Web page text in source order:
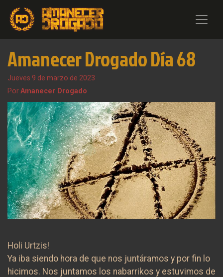
Amanecer Drogado Día 68
Jueves 9 de marzo de 2023
PorAmanecer Drogado
Holi Urtzis!
Ya iba siendo hora de que nos juntáramos y por fin lo
hicimos. Nos juntamos los nabarrikos y estuvimos de